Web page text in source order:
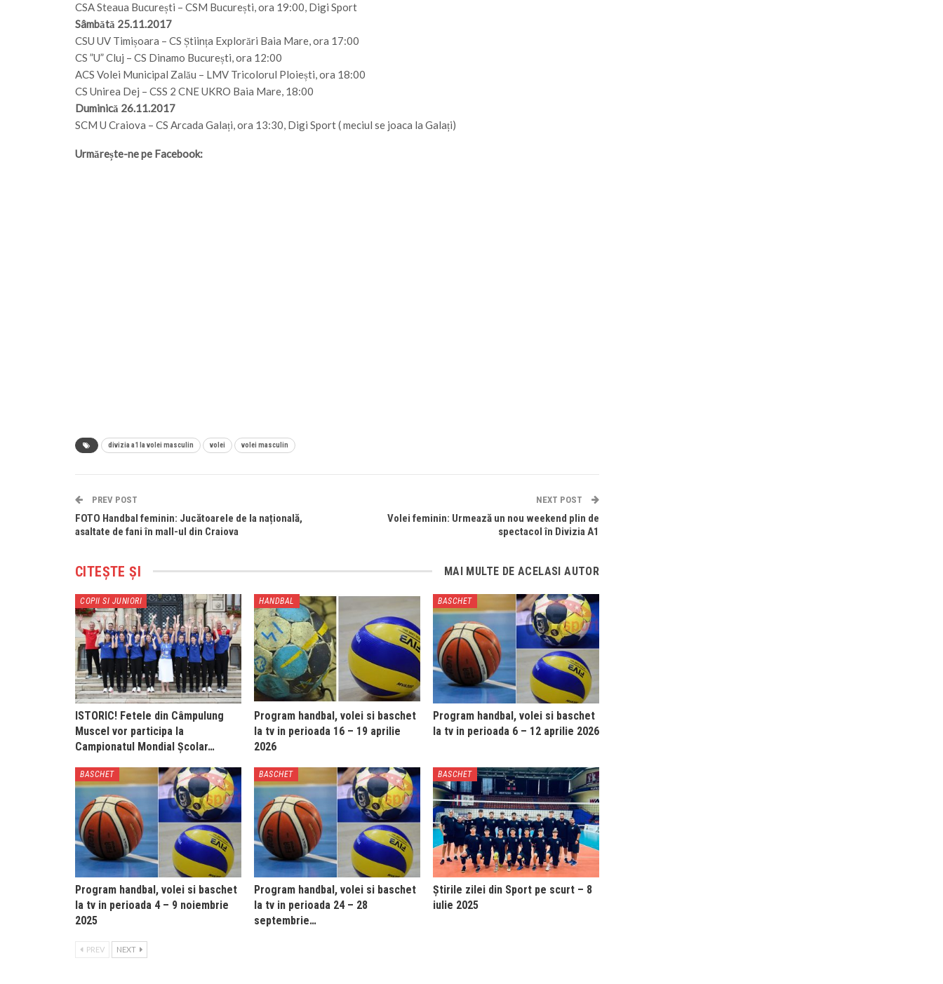
CSA Steaua București – CSM București, ora 19:00, Digi Sport
Sâmbătă 25.11.2017
CSU UV Timișoara – CS Știința Explorări Baia Mare, ora 17:00
CS ”U” Cluj – CS Dinamo București, ora 12:00
ACS Volei Municipal Zalău – LMV Tricolorul Ploiești, ora 18:00
CS Unirea Dej – CSS 2 CNE UKRO Baia Mare, 18:00
Duminică 26.11.2017
SCM U Craiova – CS Arcada Galați, ora 13:30, Digi Sport ( meciul se joaca la Galați)
Urmărește-ne pe Facebook:
divizia a1 la volei masculin volei volei masculin
PREV POST
FOTO Handbal feminin: Jucătoarele de la națională,
asaltate de fani în mall-ul din Craiova
NEXT POST
Volei feminin: Urmează un nou weekend plin de
spectacol în Divizia A1
CITEȘTE ȘI MAI MULTE DE ACELASI AUTOR
COPII SI JUNIORI
ISTORIC! Fetele din Câmpulung
Muscel vor participa la
Campionatul Mondial Școlar…
HANDBAL
Program handbal, volei si baschet
la tv in perioada 16 – 19 aprilie
2026
BASCHET
Program handbal, volei si baschet
la tv in perioada 6 – 12 aprilie 2026
BASCHET
Program handbal, volei si baschet
la tv in perioada 4 – 9 noiembrie
2025
BASCHET
Program handbal, volei si baschet
la tv in perioada 24 – 28
septembrie…
BASCHET
Știrile zilei din Sport pe scurt – 8
iulie 2025
PREV NEXT